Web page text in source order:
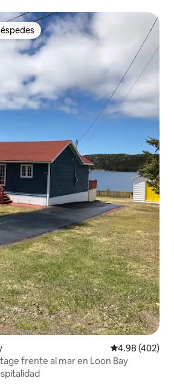
preferido
Calificación
4.98 (402)
frente al mar en Loon Bay